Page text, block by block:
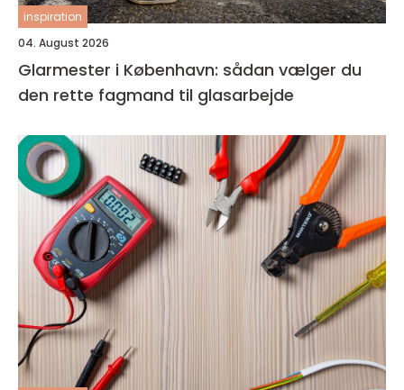
inspiration
04. August 2026
Glarmester i København: sådan vælger du
den rette fagmand til glasarbejde